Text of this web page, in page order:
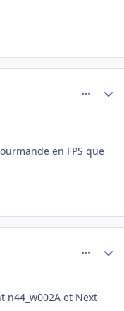
en FPS que
n44_w002A et Next